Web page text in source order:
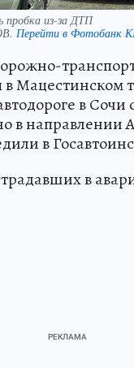
пробка из-за ДТП
Перейти в Фотобанк
Мацестинском
в Сочи
в направлении
в
в